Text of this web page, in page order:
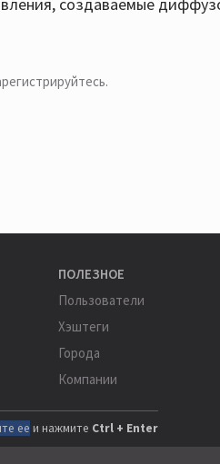
.
ПОЛЕЗНОЕ
Пользователи
Хэштеги
Города
Компании
ее и нажмите Ctrl + Enter